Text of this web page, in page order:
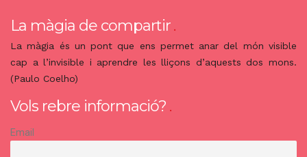
La màgia de compartir
La màgia és un pont que ens permet anar del món visible
cap a l’invisible i aprendre les lliçons d’aquests dos mons.
(Paulo Coelho)
Vols rebre informació?
Email